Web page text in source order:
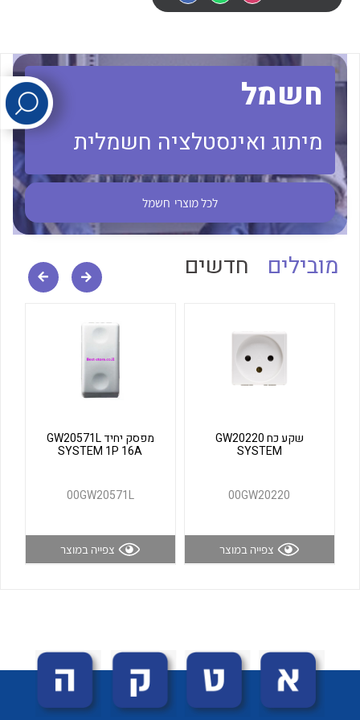
לכל מוצרי היצרן לכל מוצרי היצרן
לכל מוצרי היצרן לכל מוצרי היצרן
חשמל
מיתוג ואינסטלציה חשמלית
לכל מוצרי חשמל
מובילים חדשים
שקע כח GW20220
SYSTEM
00GW20220
צפייה במוצר
מפסק יחיד GW20571L
SYSTEM 1P 16A
00GW20571L
צפייה במוצר